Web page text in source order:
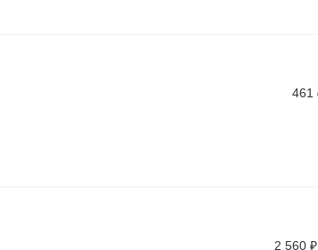
461
2 560 ₽